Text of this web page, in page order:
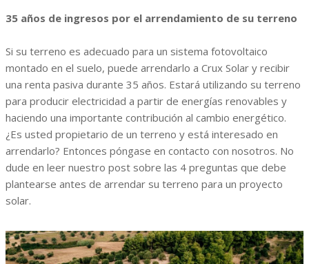
35 años de ingresos por el arrendamiento de su terreno
Si su terreno es adecuado para un sistema fotovoltaico
montado en el suelo, puede arrendarlo a Crux Solar y recibir
una renta pasiva durante 35 años. Estará utilizando su terreno
para producir electricidad a partir de energías renovables y
haciendo una importante contribución al cambio energético.
¿Es usted propietario de un terreno y está interesado en
arrendarlo? Entonces póngase en contacto con nosotros. No
dude en leer nuestro post sobre las 4 preguntas que debe
plantearse antes de arrendar su terreno para un proyecto
solar.